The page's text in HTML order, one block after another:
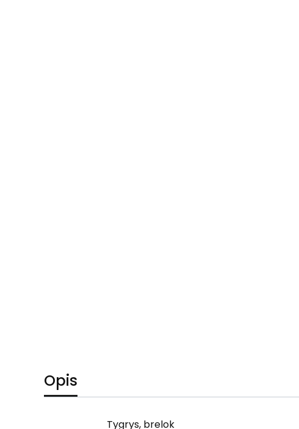
Opis
Tygrys, brelok